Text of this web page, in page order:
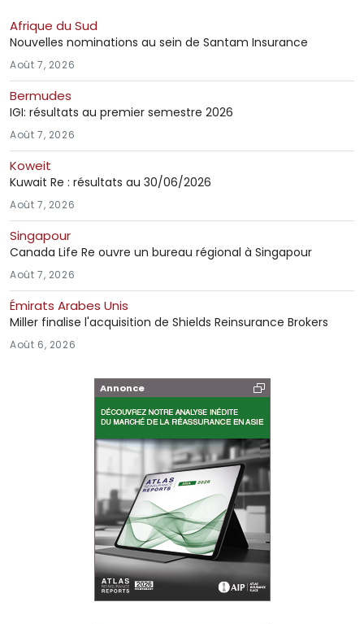
Afrique du Sud
Nouvelles nominations au sein de Santam Insurance
Août 7, 2026
Bermudes
IGI: résultats au premier semestre 2026
Août 7, 2026
Koweit
Kuwait Re : résultats au 30/06/2026
Août 7, 2026
Singapour
Canada Life Re ouvre un bureau régional à Singapour
Août 7, 2026
Émirats Arabes Unis
Miller finalise l'acquisition de Shields Reinsurance Brokers
Août 6, 2026
Annonce